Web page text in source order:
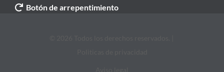
Botón de arrepentimiento